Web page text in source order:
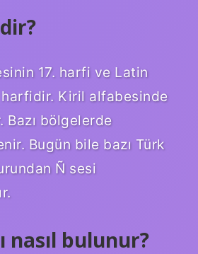
17. harfi ve Latin
Kiril alfabesinde
Bazı bölgelerde
Bugün bile bazı Türk
Ñ sesi
nasıl bulunur?